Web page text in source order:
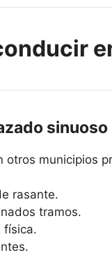
sinuoso
otros municipios
rasante.
tramos.
física.